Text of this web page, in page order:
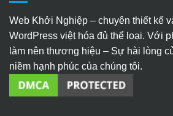
Web Khởi Nghiệp – chuyên thiết kế
WordPress việt hóa đủ thể loại. Với
làm nên thương hiệu – Sự hài lòng
niềm hạnh phúc của chúng tôi.